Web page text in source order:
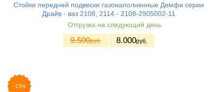
Стойки передней подвески газонаполненные Демфи серии
Драйв - ваз 2108, 2114 - 2108-2905002-11
Отгрузка на следующий день
9.500руб. 8.000руб.
-13%